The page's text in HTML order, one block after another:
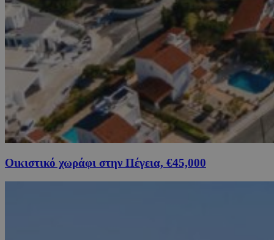
Οικιστικό χωράφι στην Πέγεια, €45,000